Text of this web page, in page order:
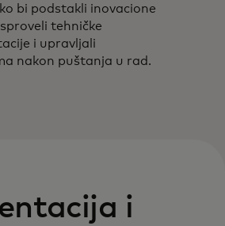
bi podstakli inovacione
tehničke
i upravljali
nakon puštanja u rad.
i